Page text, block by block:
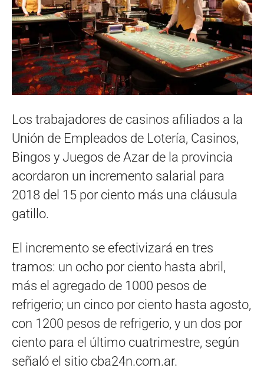
Los trabajadores de casinos afiliados a la
Unión de Empleados de Lotería, Casinos,
Bingos y Juegos de Azar de la provincia
acordaron un incremento salarial para
2018 del 15 por ciento más una cláusula
gatillo.
El incremento se efectivizará en tres
tramos: un ocho por ciento hasta abril,
más el agregado de 1000 pesos de
refrigerio; un cinco por ciento hasta agosto,
con 1200 pesos de refrigerio, y un dos por
ciento para el último cuatrimestre, según
señaló el sitio cba24n.com.ar.